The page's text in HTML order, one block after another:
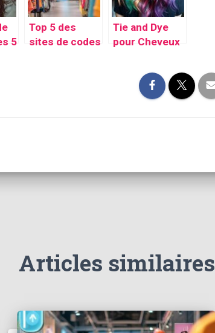
5
Top 5 des
sites de codes
Tie and Dye
pour Cheveux
Conseils et
Astuces
Beauté avec
Articles similaires